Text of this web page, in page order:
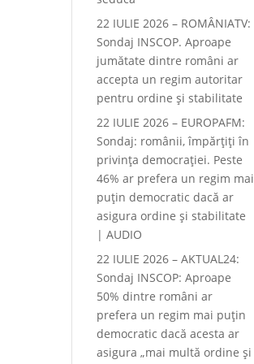
22 IULIE 2026 – ROMÂNIATV:
Sondaj INSCOP. Aproape
jumătate dintre români ar
accepta un regim autoritar
pentru ordine și stabilitate
22 IULIE 2026 – EUROPAFM:
Sondaj: românii, împărțiți în
privința democrației. Peste
46% ar prefera un regim mai
puțin democratic dacă ar
asigura ordine și stabilitate
| AUDIO
22 IULIE 2026 – AKTUAL24:
Sondaj INSCOP: Aproape
50% dintre români ar
prefera un regim mai puțin
democratic dacă acesta ar
asigura „mai multă ordine și